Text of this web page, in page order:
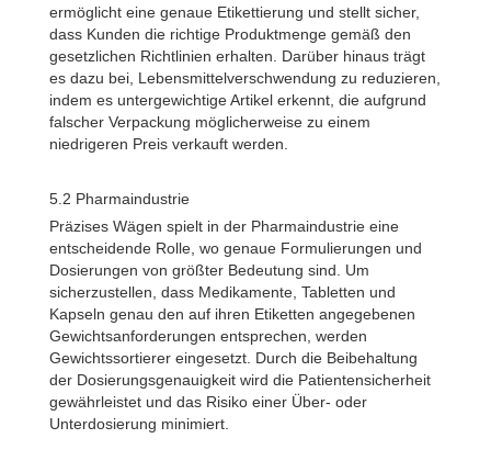
ermöglicht eine genaue Etikettierung und stellt sicher,
dass Kunden die richtige Produktmenge gemäß den
gesetzlichen Richtlinien erhalten. Darüber hinaus trägt
es dazu bei, Lebensmittelverschwendung zu reduzieren,
indem es untergewichtige Artikel erkennt, die aufgrund
falscher Verpackung möglicherweise zu einem
niedrigeren Preis verkauft werden.
5.2 Pharmaindustrie
Präzises Wägen spielt in der Pharmaindustrie eine
entscheidende Rolle, wo genaue Formulierungen und
Dosierungen von größter Bedeutung sind. Um
sicherzustellen, dass Medikamente, Tabletten und
Kapseln genau den auf ihren Etiketten angegebenen
Gewichtsanforderungen entsprechen, werden
Gewichtssortierer eingesetzt. Durch die Beibehaltung
der Dosierungsgenauigkeit wird die Patientensicherheit
gewährleistet und das Risiko einer Über- oder
Unterdosierung minimiert.